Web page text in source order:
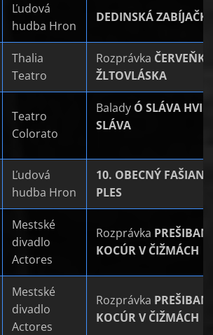
Ľudová
hudba Hron
DEDINSKÁ
Thalia
Teatro
Rozprávka
ŽLTOVLÁSKA
Teatro
Colorato
Balady Ó SLÁVA
SLÁVA
Ľudová
hudba Hron
10. OBECNÝ
PLES
Mestské
divadlo
Actores
Rozprávka
KOCÚR V ČIŽMÁCH
Mestské
divadlo
Actores
Rozprávka
KOCÚR V ČIŽMÁCH